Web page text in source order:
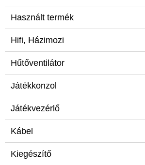
Használt termék
Hifi, Házimozi
Hűtőventilátor
Játékkonzol
Játékvezérlő
Kábel
Kiegészítő